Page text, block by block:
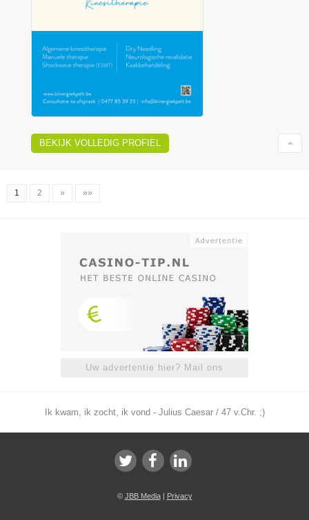
BEKIJK VOLLEDIG PROFIEL
1 2 » »»
Uw advertentie hier? Mail ons
Ik kwam, ik zocht, ik vond - Julius Caesar / 47 v.Chr. ;)
© JBB Media| Privacy